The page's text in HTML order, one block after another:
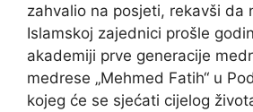
zahvalio na posjeti, rekavši da
Islamskoj zajednici prošle
akademiji prve generacije
medrese „Mehmed Fatih“ u
kojeg će se sjećati cijelog